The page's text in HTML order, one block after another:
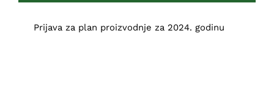
Prijava za plan proizvodnje za 2024. godinu